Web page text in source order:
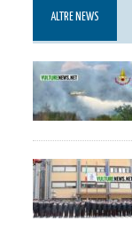
ALTRE NEWS